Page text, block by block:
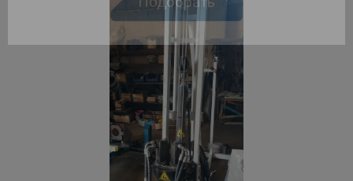
доверьте выбор нам!
Подберем оборудование для Вас за 10
минут!
Подобрать